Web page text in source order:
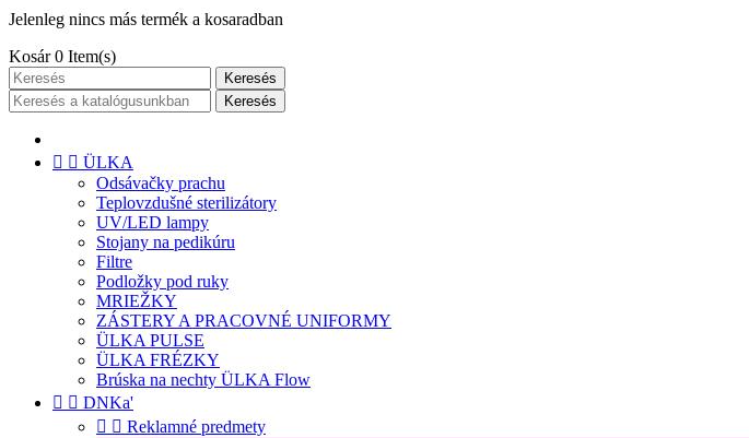
Jelenleg nincs más termék a kosaradban
Kosár 0 Item(s)
Keresés
Keresés
  ÜLKA
Odsávačky prachu
Teplovzdušné sterilizátory
UV/LED lampy
Stojany na pedikúru
Filtre
Podložky pod ruky
MRIEŽKY
ZÁSTERY A PRACOVNÉ UNIFORMY
ÜLKA PULSE
ÜLKA FRÉZKY
Brúska na nechty ÜLKA Flow
  DNKa'
  Reklamné predmety